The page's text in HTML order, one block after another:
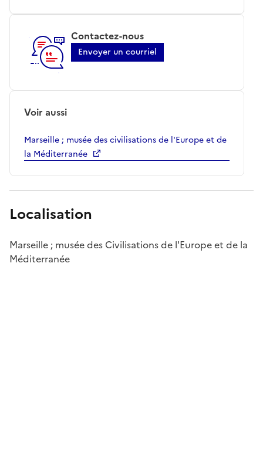
Contactez-nous
Envoyer un courriel
Voir aussi
Marseille ; musée des civilisations de l'Europe et de
la Méditerranée
Localisation
Marseille ; musée des Civilisations de l'Europe et de la
Méditerranée